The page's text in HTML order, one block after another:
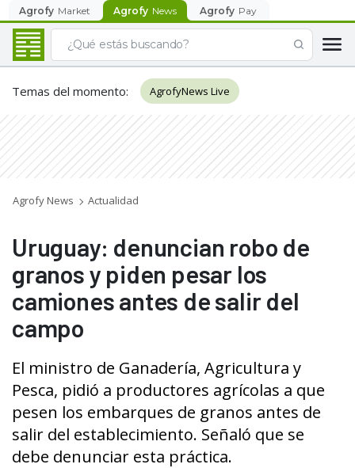
Agrofy Market Agrofy News Agrofy Pay
Temas del momento: AgrofyNews Live
Agrofy News Actualidad
Uruguay: denuncian robo de
granos y piden pesar los
camiones antes de salir del
campo
El ministro de Ganadería, Agricultura y
Pesca, pidió a productores agrícolas a que
pesen los embarques de granos antes de
salir del establecimiento. Señaló que se
debe denunciar esta práctica.